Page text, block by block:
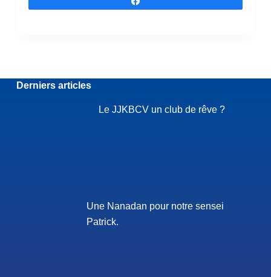
Derniers articles
Le JJKBCV un club de rêve ?
Une Nanadan pour notre sensei
Patrick.